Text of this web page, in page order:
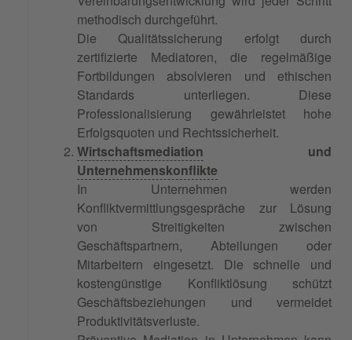
methodisch durchgeführt.
Die Qualitätssicherung erfolgt durch
zertifizierte Mediatoren, die regelmäßige
Fortbildungen absolvieren und ethischen
Standards unterliegen. Diese
Professionalisierung gewährleistet hohe
Erfolgsquoten und Rechtssicherheit.
Wirtschaftsmediation und
Unternehmenskonflikte
In Unternehmen werden
Konfliktvermittlungsgespräche zur Lösung
von Streitigkeiten zwischen
Geschäftspartnern, Abteilungen oder
Mitarbeitern eingesetzt. Die schnelle und
kostengünstige Konfliktlösung schützt
Geschäftsbeziehungen und vermeidet
Produktivitätsverluste.